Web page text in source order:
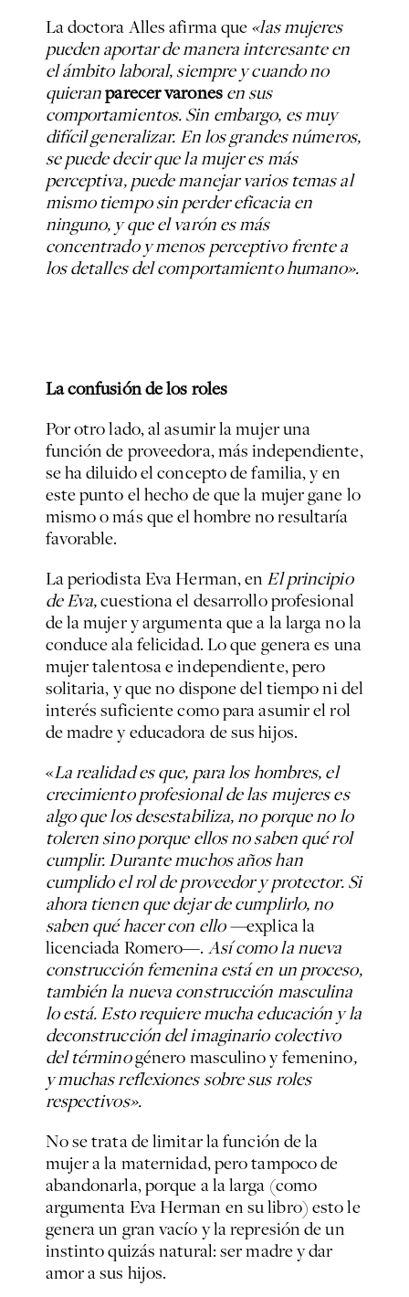
La doctora Alles afirma que«las mujeres
pueden aportar de manera interesante en
el ámbito laboral, siempre y cuando no
quieranparecer varonesen sus
comportamientos. Sin embargo, es muy
difícil generalizar. En los grandes números,
se puede decir que la mujer es más
perceptiva, puede manejar varios temas al
mismo tiempo sin perder eficacia en
ninguno, y que el varón es más
concentrado y menos perceptivo frente a
los detalles del comportamiento humano».
La confusión de los roles
Por otro lado, al asumir la mujer una
función de proveedora, más independiente,
se ha diluido el concepto de familia, y en
este punto el hecho de que la mujer gane lo
mismo o más que el hombre no resultaría
favorable.
La periodista Eva Herman, enEl principio
de Eva,cuestiona el desarrollo profesional
de la mujer y argumenta que a la larga no la
conduce ala felicidad. Lo que genera es una
mujer talentosa e independiente, pero
solitaria, y que no dispone del tiempo ni del
interés suficiente como para asumir el rol
de madre y educadora de sus hijos.
«La realidad es que, para los hombres, el
crecimiento profesional de las mujeres es
algo que los desestabiliza, no porque no lo
toleren sino porque ellos no saben qué rol
cumplir. Durante muchos años han
cumplido el rol de proveedor y protector. Si
ahora tienen que dejar de cumplirlo, no
saben qué hacer con ello —explica la
licenciada Romero—. Así como la nueva
construcción femenina está en un proceso,
también la nueva construcción masculina
lo está. Esto requiere mucha educación y la
deconstrucción del imaginario colectivo
del términogéneromasculino y femenino,
y muchas reflexiones sobre sus roles
respectivos».
No se trata de limitar la función de la
mujer a la maternidad, pero tampoco de
abandonarla, porque a la larga (como
argumenta Eva Herman en su libro) esto le
genera un gran vacío y la represión de un
instinto quizás natural: ser madre y dar
amor a sus hijos.